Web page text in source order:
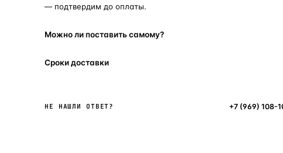
— подтвердим до оплаты.
Можно ли поставить самому?
Сроки доставки
НЕ НАШЛИ ОТВЕТ? +7 (969) 108-